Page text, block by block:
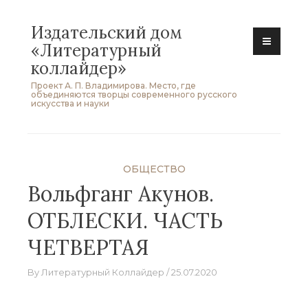
content
Издательский дом
«Литературный
коллайдер»
Проект А. П. Владимирова. Место, где
объединяются творцы современного русского
искусства и науки
ОБЩЕСТВО
Вольфганг Акунов.
ОТБЛЕСКИ. ЧАСТЬ
ЧЕТВЕРТАЯ
By Литературный Коллайдер 25.07.2020